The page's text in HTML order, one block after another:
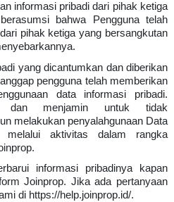
informasi pribadi dari pihak ketiga
bahwa Pengguna telah
pihak ketiga yang bersangkutan
yang dicantumkan dan diberikan
pengguna telah memberikan
data informasi pribadi.
dan menjamin untuk tidak
melakukan penyalahgunaan Data
melalui aktivitas dalam rangka
informasi pribadinya kapan
Joinprop. Jika ada pertanyaan
di https://help.joinprop.id/.